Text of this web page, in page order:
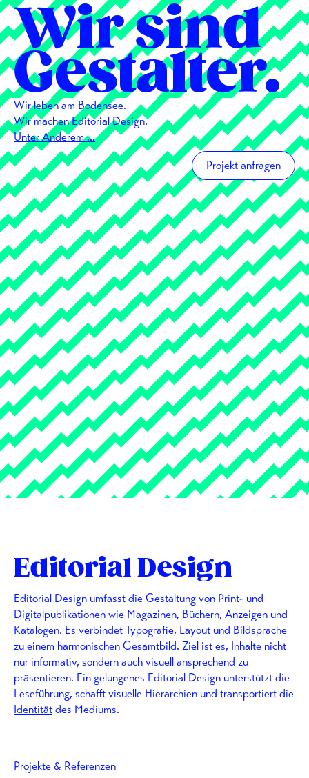
Wir sind
Gestalter.
Wir leben am Bodensee.
Wir machen Editorial Design.
Unter Anderem …
Projekt anfragen
Editorial Design
Editorial Design umfasst die Gestaltung von Print- und
Digitalpublikationen wie Magazinen, Büchern, Anzeigen und
Katalogen. Es verbindet Typografie, Layout und Bildsprache
zu einem harmonischen Gesamtbild. Ziel ist es, Inhalte nicht
nur informativ, sondern auch visuell ansprechend zu
präsentieren. Ein gelungenes Editorial Design unterstützt die
Leseführung, schafft visuelle Hierarchien und transportiert die
Identitätdes Mediums.
Projekte & Referenzen